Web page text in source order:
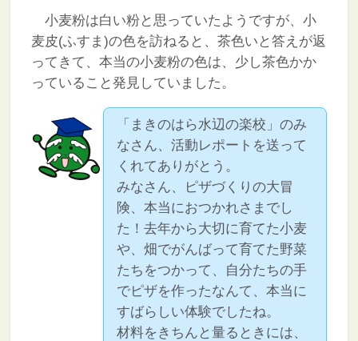
小麦粉は白い粉と思っていたようですが、小
麦皮(ふすま)の色を訪ねると、茶色いと答えが返
ってきて、本当の小麦粉の色は、少し茶色かか
っていること発見していました。
「まきのはら水辺の楽校」のみ
なさん、活動レポートを送って
くれてありがとう。
みなさん、ピザづくりの大冒
険、本当におつかれさまでし
た！去年から大切に育てた小麦
や、畑でがんばって育てた野菜
たちをつかって、自分たちの手
でピザを作ったなんて、本当に
すばらしい体験でしたね。
材料をきちんと量るときには、